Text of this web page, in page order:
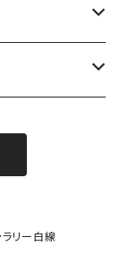
リー白線